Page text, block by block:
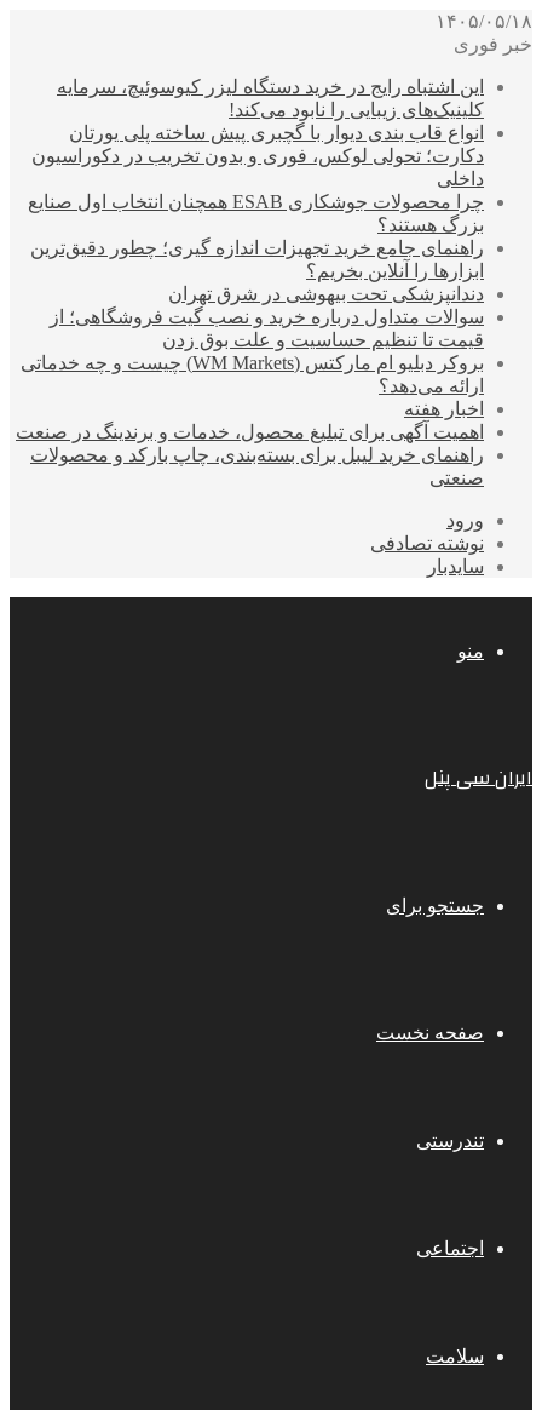
۱۴۰۵/۰۵/۱۸
خبر فوری
این اشتباه رایج در خرید دستگاه لیزر کیوسوئیچ، سرمایه
کلینیک‌های زیبایی را نابود می‌کند!
انواع قاب بندی دیوار با گچبری پیش ساخته پلی یورتان
دکارت؛ تحولی لوکس، فوری و بدون تخریب در دکوراسیون
داخلی
چرا محصولات جوشکاری ESAB همچنان انتخاب اول صنایع
بزرگ هستند؟
راهنمای جامع خرید تجهیزات اندازه گیری؛ چطور دقیق‌ترین
ابزارها را آنلاین بخریم؟
دندانپزشکی تحت بیهوشی در شرق تهران
سوالات متداول درباره خرید و نصب گیت فروشگاهی؛ از
قیمت تا تنظیم حساسیت و علت بوق زدن
بروکر دبلیو ام مارکتس (WM Markets) چیست و چه خدماتی
ارائه می‌دهد؟
اخبار هفته
اهمیت آگهی برای تبلیغ محصول، خدمات و برندینگ در صنعت
راهنمای خرید لیبل برای بسته‌بندی، چاپ بارکد و محصولات
صنعتی
ورود
نوشته تصادفی
سایدبار
منو
ایران سی پنل
جستجو برای
صفحه نخست
تندرستی
اجتماعی
سلامت